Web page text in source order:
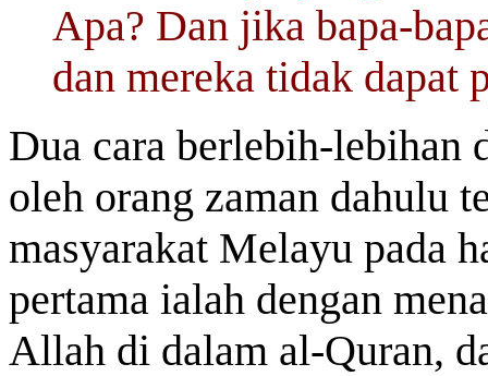
Apa? Dan jika bapa-
dan mereka tidak dapat
Dua cara berlebih-lebihan
oleh orang zaman dahulu
masyarakat Melayu pada
pertama ialah dengan
Allah di dalam al-Quran,